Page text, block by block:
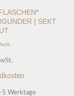
| SEKT
5 Werktage